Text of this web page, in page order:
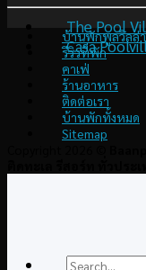
The Pool
Casa
บ้านพักพูลวิลล่า
รีวิวที่พัก
คาเฟ่
ร้านอาหาร
ติดต่อเรา
บ้านพักทั้งหมด
Sitemap
Search